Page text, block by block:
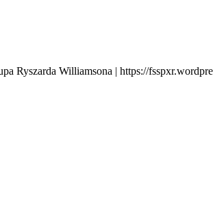
Ryszarda Williamsona | https://